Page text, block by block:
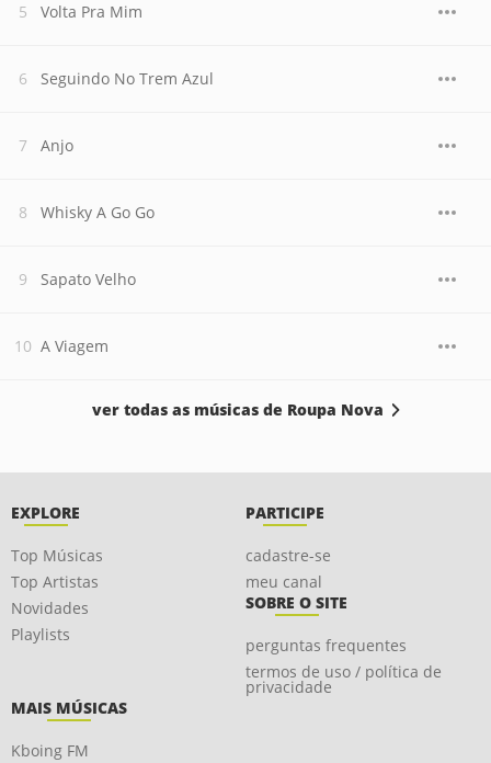
Volta Pra Mim
Seguindo No Trem Azul
Anjo
Whisky A Go Go
Sapato Velho
A Viagem
ver todas as músicas de Roupa Nova
EXPLORE
Top Músicas
Top Artistas
Novidades
Playlists
PARTICIPE
cadastre-se
meu canal
SOBRE O SITE
perguntas frequentes
termos de uso / política de
privacidade
MAIS MÚSICAS
Kboing FM